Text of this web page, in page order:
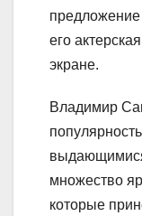
предложение
его
экране.
Владимир
множество
которые